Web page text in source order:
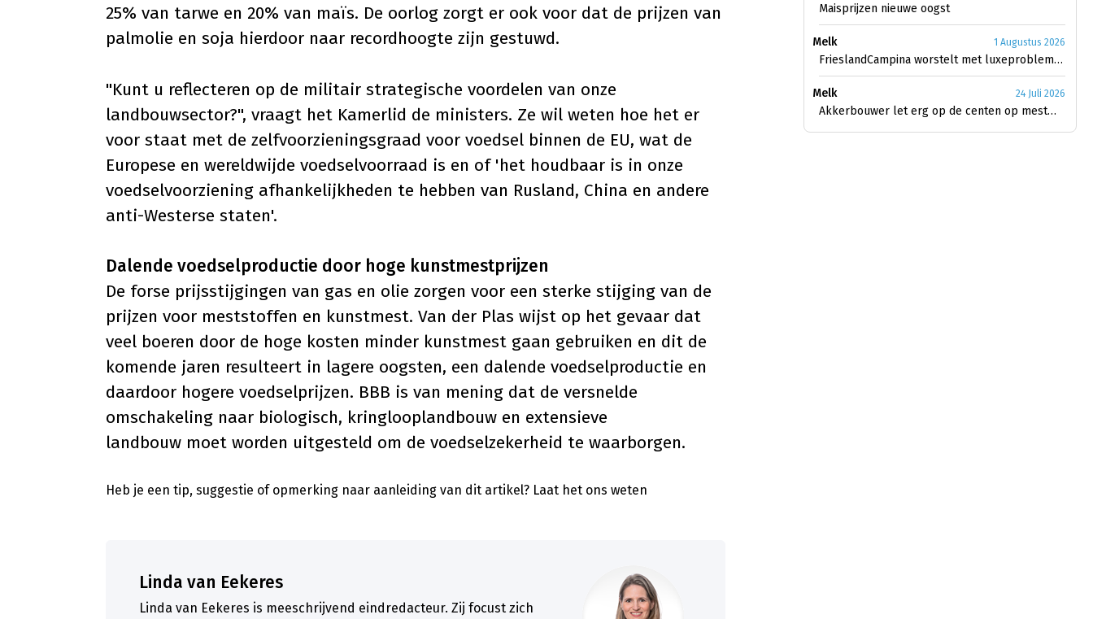
25% van tarwe en 20% van maïs. De oorlog zorgt er ook voor dat de prijzen van
palmolie en soja hierdoor naar recordhoogte zijn gestuwd.
"Kunt u reflecteren op de militair strategische voordelen van onze
landbouwsector?", vraagt het Kamerlid de ministers. Ze wil weten hoe het er
voor staat met de zelfvoorzieningsgraad voor voedsel binnen de EU, wat de
Europese en wereldwijde voedselvoorraad is en of 'het houdbaar is in onze
voedselvoorziening afhankelijkheden te hebben van Rusland, China en andere
anti-Westerse staten'.
Dalende voedselproductie door hoge kunstmestprijzen
De forse prijsstijgingen van gas en olie zorgen voor een sterke stijging van de
prijzen voor meststoffen en kunstmest. Van der Plas wijst op het gevaar dat
veel boeren door de hoge kosten minder kunstmest gaan gebruiken en dit de
komende jaren resulteert in lagere oogsten, een dalende voedselproductie en
daardoor hogere voedselprijzen. BBB is van mening dat de versnelde
omschakeling naar biologisch, kringlooplandbouw en extensieve
landbouw moet worden uitgesteld om de voedselzekerheid te waarborgen.
Heb je een tip, suggestie of opmerking naar aanleiding van dit artikel? Laat het ons weten
Linda van Eekeres
Linda van Eekeres is meeschrijvend eindredacteur. Zij focust zich
Maisprijzen nieuwe oogst
Melk 1 Augustus 2026
FrieslandCampina worstelt met luxeproblemen
Melk 24 Juli 2026
Akkerbouwer let erg op de centen op mestmarkt